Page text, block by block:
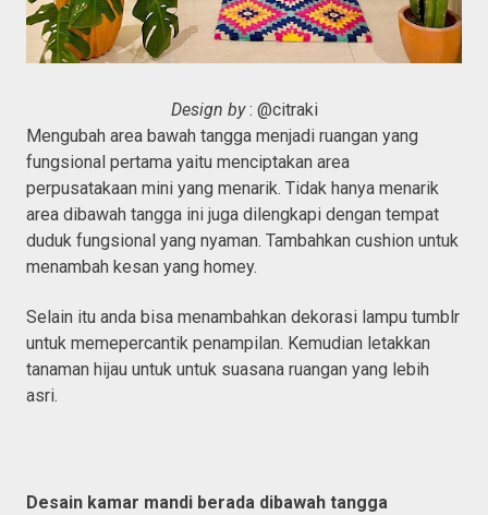
Design by: @citraki
Mengubah area bawah tangga menjadi ruangan yang
fungsional pertama yaitu menciptakan area
perpusatakaan mini yang menarik. Tidak hanya menarik
area dibawah tangga ini juga dilengkapi dengan tempat
duduk fungsional yang nyaman. Tambahkan cushion untuk
menambah kesan yang homey.
Selain itu anda bisa menambahkan dekorasi lampu tumblr
untuk memepercantik penampilan. Kemudian letakkan
tanaman hijau untuk untuk suasana ruangan yang lebih
asri.
Desain kamar mandi berada dibawah tangga